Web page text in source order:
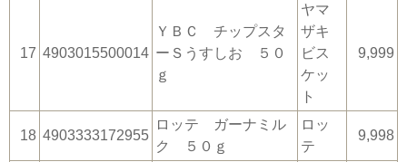
17 4903015500014
ＹＢＣ チップスタ
ーＳうすしお ５０
ｇ
ヤマ
ザキ
ビス
ケッ
ト
9,999
18 4903333172955
ロッテ ガーナミル
ク ５０ｇ
ロッ
テ
9,998